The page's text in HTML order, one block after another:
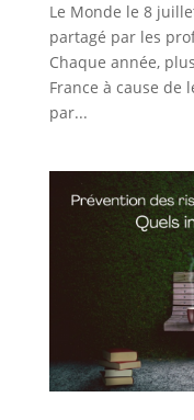
Le Monde le 8
partagé par les
Chaque année,
France à cause de
par...